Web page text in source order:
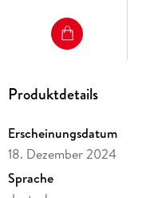
Produktdetails
Erscheinungsdatum
18. Dezember 2024
Sprache